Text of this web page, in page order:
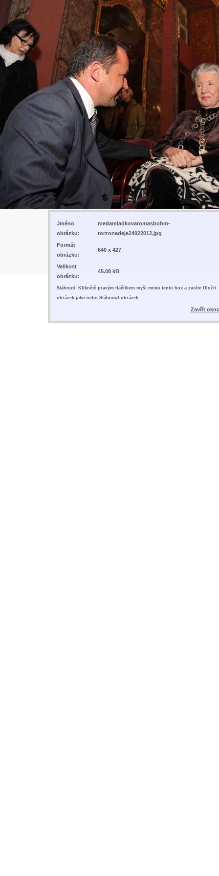
Jméno
obrázku:
medamladkovatomasbohm-
torzonadeje24022012.jpg
Formát
obrázku:
640 x 427
Velikost
obrázku:
45.08 kB
Stáhnutí: Kliknětě pravým tlačítkem myši mimo tento box a zvolte Uložit
obrázek jako nebo Stáhnout obrázek.
Zavřít